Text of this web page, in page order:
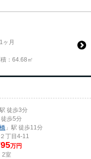
ヶ月
：64.68㎡
駅 徒歩3分
徒歩5分
」駅 徒歩11分
２丁目4-11
万円
2室